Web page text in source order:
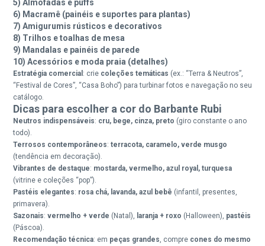
5) Almofadas e puffs
6) Macramê (painéis e suportes para plantas)
7) Amigurumis rústicos e decorativos
8) Trilhos e toalhas de mesa
9) Mandalas e painéis de parede
10) Acessórios e moda praia (detalhes)
Estratégia comercial : crie coleções temáticas (ex.: “Terra & Neutros”,
“Festival de Cores”, “Casa Boho”) para turbinar fotos e navegação no seu
catálogo.
Dicas para escolher a cor do Barbante Rubi
Neutros indispensáveis: cru, bege, cinza, preto (giro constante o ano
todo).
Terrosos contemporâneos:terracota, caramelo, verde musgo
(tendência em decoração).
Vibrantes de destaque: mostarda, vermelho, azul royal, turquesa
(vitrine e coleções “pop”).
Pastéis elegantes: rosa chá, lavanda, azul bebê (infantil, presentes,
primavera).
Sazonais:vermelho + verde (Natal), laranja + roxo (Halloween), pastéis
(Páscoa).
Recomendação técnica: em peças grandes , compre cones do mesmo